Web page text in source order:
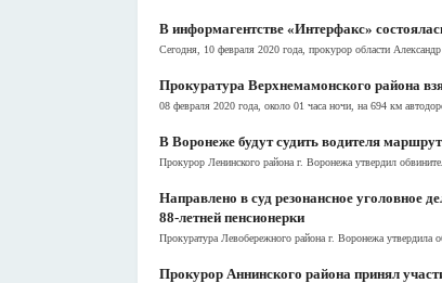
В информагентстве «Интерфакс»
Сегодня, 10 февраля 2020 года, прокурор области Александр
Прокуратура Верхнемамонского района
08 февраля 2020 года, около 01 часа ночи, на 694 км
В Воронеже будут судить водителя
Прокурор Ленинского района г. Воронежа утвердил
Направлено в суд резонансное уголовное
88-летней пенсионерки
Прокуратура Левобережного района г. Воронежа утвердила
Прокурор Аннинского района принял